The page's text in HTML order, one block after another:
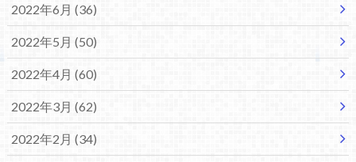
2022年6月 (36)
2022年5月 (50)
2022年4月 (60)
2022年3月 (62)
2022年2月 (34)